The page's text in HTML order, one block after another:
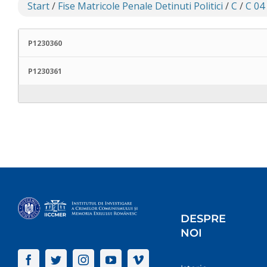
Start/ Fise Matricole Penale Detinuti Politici /C /C
P1230360
P1230361
DESPRE
NOI